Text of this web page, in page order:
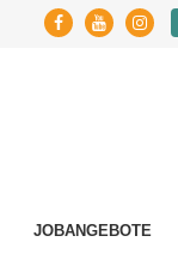
JOBANGEBOTE